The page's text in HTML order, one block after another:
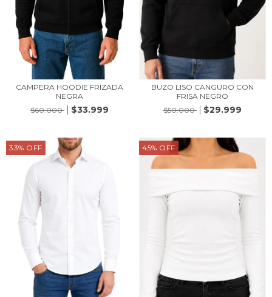
CAMPERA HOODIE FRIZADA
NEGRA
$60.000
$33.999
BUZO LISO CANGURO CON
FRISA NEGRO
$50.000
$29.999
33% OFF 45% OFF